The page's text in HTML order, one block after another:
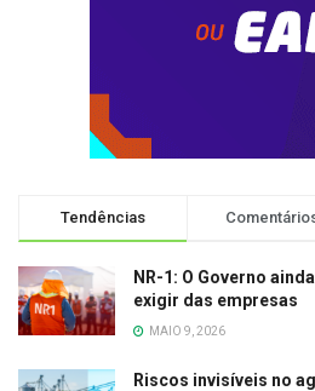
Tendências
NR-1: O Governo
exigir das empresas
MAIO 9, 2026
Riscos invisíveis no